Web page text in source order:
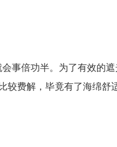
事倍功半。为了有效的
较费解，毕竟有了海绵舒